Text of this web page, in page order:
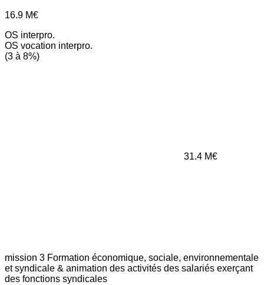
16.9 M€
OS interpro.
OS vocation interpro.
(3 à 8%)
31.4 M€
mission 3 Formation économique, sociale, environnementale
et syndicale & animation des activités des salariés exerçant
des fonctions syndicales